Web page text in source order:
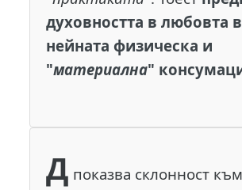
духовността в любовта
нейната физическа и
"материална"
Д показва склонност към